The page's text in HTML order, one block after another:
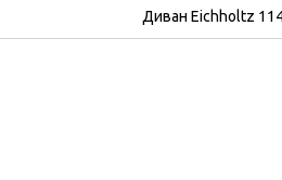
Диван Eichholtz